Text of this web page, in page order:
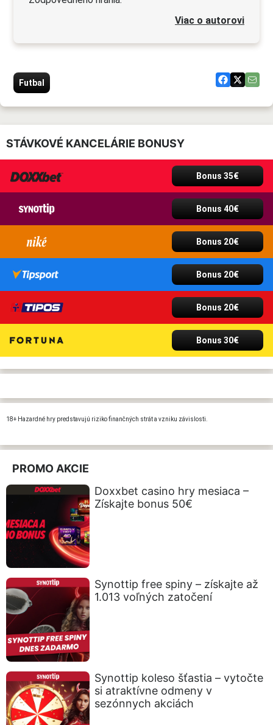
Viac o autorovi
Futbal
STÁVKOVÉ KANCELÁRIE BONUSY
Bonus 35€
Bonus 40€
Bonus 20€
Bonus 20€
Bonus 20€
Bonus 30€
18+ Hazardné hry predstavujú riziko finančných strát a vzniku závislosti.
PROMO AKCIE
Doxxbet casino hry mesiaca –
Získajte bonus 50€
Synottip free spiny – získajte až
1.013 voľných zatočení
Synottip koleso šťastia – vytočte
si atraktívne odmeny v
sezónnych akciách